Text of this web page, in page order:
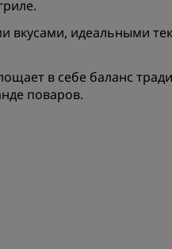
Приложение Radisson
вкусами, идеальными
в себе баланс
поваров.